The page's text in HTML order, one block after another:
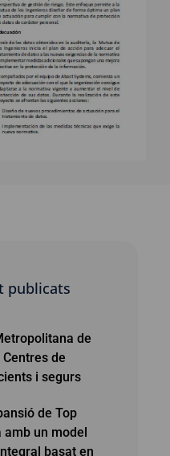
publicats
de
de
i segurs
de Top
un model
basat en